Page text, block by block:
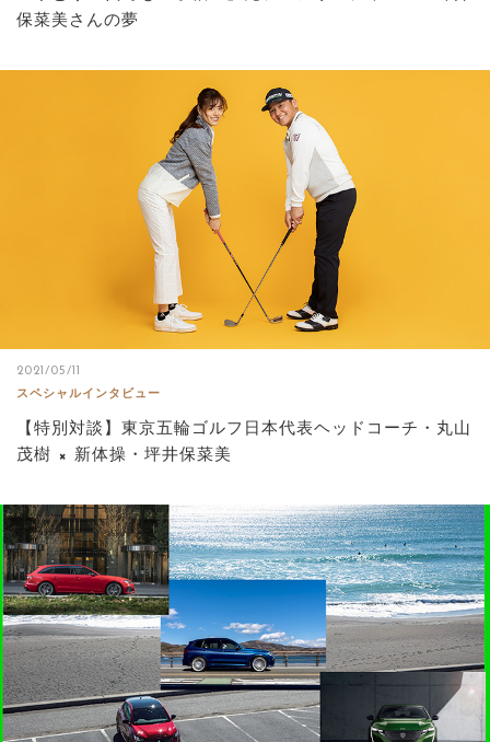
保菜美さんの夢
2021/05/11
スペシャルインタビュー
【特別対談】東京五輪ゴルフ日本代表ヘッドコーチ・丸山
茂樹 × 新体操・坪井保菜美